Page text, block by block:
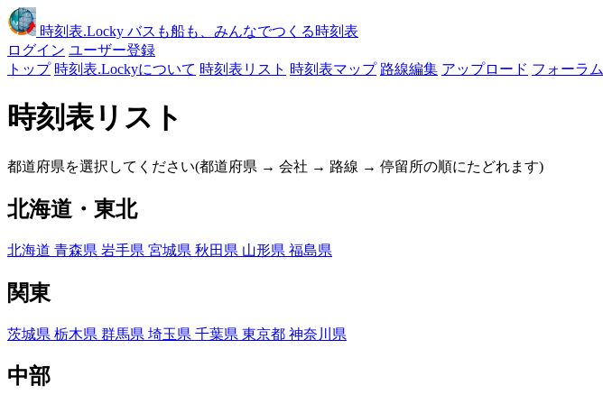
時刻表.Locky バスも船も、みんなでつくる時刻表
ログイン ユーザー登録
トップ 時刻表.Lockyについて 時刻表リスト 時刻表マップ 路線編集 アップロード フォーラム
時刻表リスト
都道府県を選択してください(都道府県 → 会社 → 路線 → 停留所の順にたどれます)
北海道・東北
北海道 青森県 岩手県 宮城県 秋田県 山形県 福島県
関東
茨城県 栃木県 群馬県 埼玉県 千葉県 東京都 神奈川県
中部